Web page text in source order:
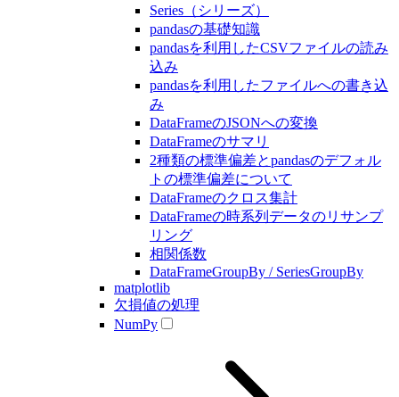
Series（シリーズ）
pandasの基礎知識
pandasを利用したCSVファイルの読み
込み
pandasを利用したファイルへの書き込
み
DataFrameのJSONへの変換
DataFrameのサマリ
2種類の標準偏差とpandasのデフォル
トの標準偏差について
DataFrameのクロス集計
DataFrameの時系列データのリサンプ
リング
相関係数
DataFrameGroupBy / SeriesGroupBy
matplotlib
欠損値の処理
NumPy